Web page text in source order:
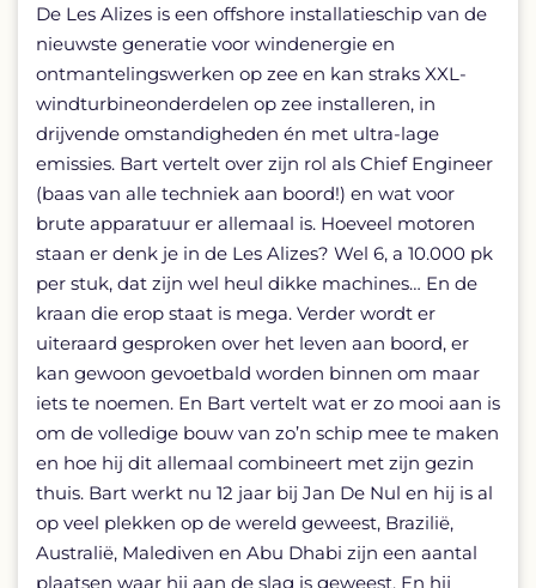
De Les Alizes is een offshore installatieschip van de
nieuwste generatie voor windenergie en
ontmantelingswerken op zee en kan straks XXL-
windturbineonderdelen op zee installeren, in
drijvende omstandigheden én met ultra-lage
emissies. Bart vertelt over zijn rol als Chief Engineer
(baas van alle techniek aan boord!) en wat voor
brute apparatuur er allemaal is. Hoeveel motoren
staan er denk je in de Les Alizes? Wel 6, a 10.000 pk
per stuk, dat zijn wel heul dikke machines… En de
kraan die erop staat is mega. Verder wordt er
uiteraard gesproken over het leven aan boord, er
kan gewoon gevoetbald worden binnen om maar
iets te noemen. En Bart vertelt wat er zo mooi aan is
om de volledige bouw van zo’n schip mee te maken
en hoe hij dit allemaal combineert met zijn gezin
thuis. Bart werkt nu 12 jaar bij Jan De Nul en hij is al
op veel plekken op de wereld geweest, Brazilië,
Australië, Malediven en Abu Dhabi zijn een aantal
plaatsen waar hij aan de slag is geweest. En hij